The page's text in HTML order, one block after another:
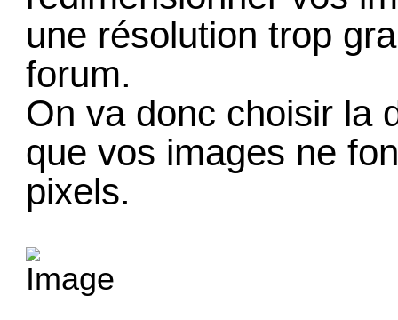
une résolution trop
forum.
On va donc choisir la
que vos images ne
pixels.